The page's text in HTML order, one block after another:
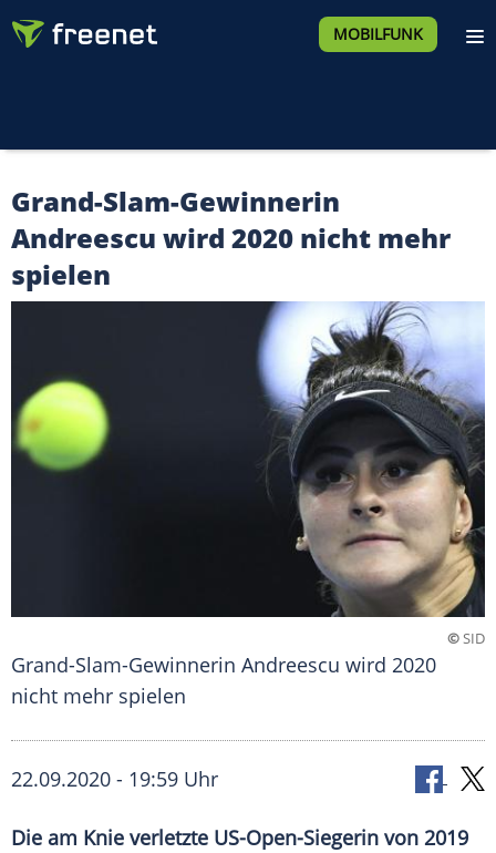
MOBILFUNK
Grand-Slam-Gewinnerin
Andreescu wird 2020 nicht mehr
spielen
©SID
Grand-Slam-Gewinnerin Andreescu wird 2020
nicht mehr spielen
22.09.2020 - 19:59 Uhr
Die am Knie verletzte US-Open-Siegerin von 2019